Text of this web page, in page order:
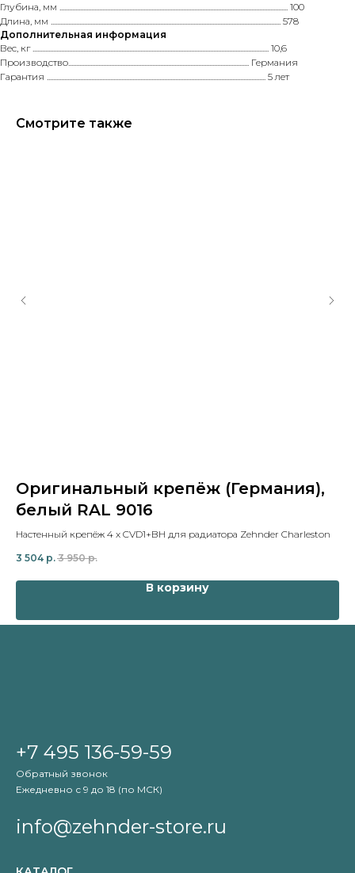
Глубина, мм ................................................................................................................................................ 100
Длина, мм ................................................................................................................................................. 578
Дополнительная информация
Вес, кг ..................................................................................................................................................... 10,6
Производство.................................................................................................................. Германия
Гарантия .......................................................................................................................................... 5 лет
Смотрите также
Оригинальный крепёж (Германия),
белый RAL 9016
Настенный крепёж 4 x CVD1+BH для радиатора Zehnder Charleston
3 504 р. 3 950 р.
В корзину
+7 495 136-59-59
Обратный звонок
Ежедневно с 9 до 18 (по МСК)
info@zehnder-store.ru